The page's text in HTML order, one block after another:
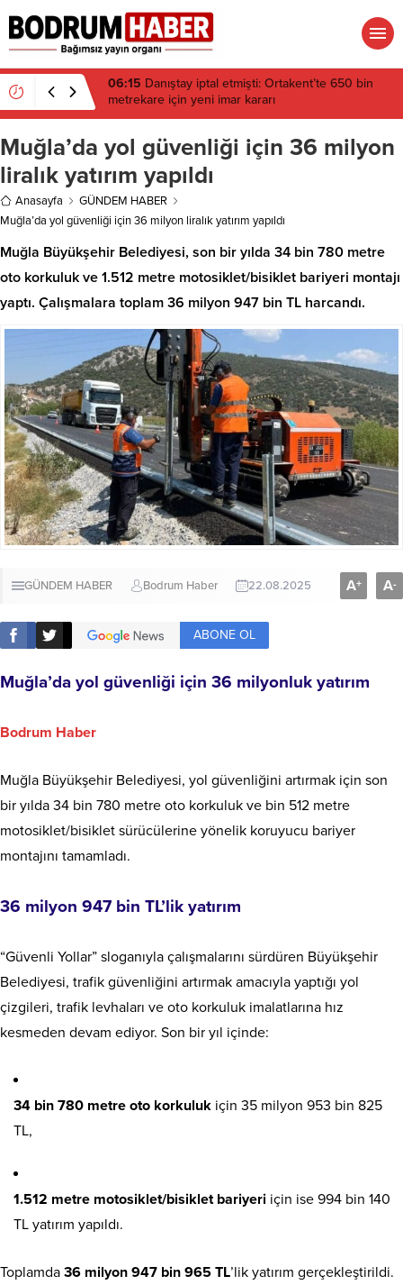
05:48Bodrum FK sezona evinde yenilgiyle başladı
Muğla’da yol güvenliği için 36 milyon
liralık yatırım yapıldı
Anasayfa
GÜNDEM HABER
Muğla’da yol güvenliği için 36 milyon liralık yatırım yapıldı
Muğla Büyükşehir Belediyesi, son bir yılda 34 bin 780 metre
oto korkuluk ve 1.512 metre motosiklet/bisiklet bariyeri montajı
yaptı. Çalışmalara toplam 36 milyon 947 bin TL harcandı.
GÜNDEM HABER Bodrum Haber 22.08.2025 A+ A-
ABONE OL
Muğla’da yol güvenliği için 36 milyonluk yatırım
Bodrum Haber
Muğla Büyükşehir Belediyesi, yol güvenliğini artırmak için son
bir yılda 34 bin 780 metre oto korkuluk ve bin 512 metre
motosiklet/bisiklet sürücülerine yönelik koruyucu bariyer
montajını tamamladı.
36 milyon 947 bin TL’lik yatırım
“Güvenli Yollar” sloganıyla çalışmalarını sürdüren Büyükşehir
Belediyesi, trafik güvenliğini artırmak amacıyla yaptığı yol
çizgileri, trafik levhaları ve oto korkuluk imalatlarına hız
kesmeden devam ediyor. Son bir yıl içinde:
34 bin 780 metre oto korkuluk için 35 milyon 953 bin 825
TL,
1.512 metre motosiklet/bisiklet bariyeri için ise 994 bin 140
TL yatırım yapıldı.
Toplamda 36 milyon 947 bin 965 TL’lik yatırım gerçekleştirildi.